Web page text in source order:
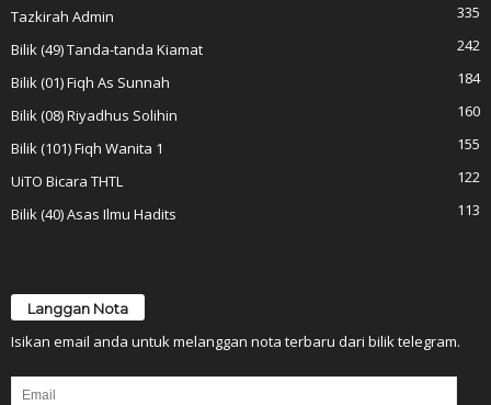
Tazkirah Admin
335
Bilik (49) Tanda-tanda Kiamat
242
Bilik (01) Fiqh As Sunnah
184
Bilik (08) Riyadhus Solihin
160
Bilik (101) Fiqh Wanita 1
155
UiTO Bicara THTL
122
Bilik (40) Asas Ilmu Hadits
113
Langgan Nota
Isikan email anda untuk melanggan nota terbaru dari bilik telegram.
Email